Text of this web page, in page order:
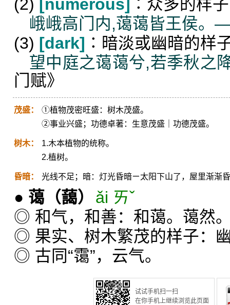
(2) [numerous] ∶众多的样子
峨峨高门内,蔼蔼皆王侯
(3) [dark] ∶暗淡或幽暗的样
望中庭之蔼蔼兮,若季秋
门赋》
茂盛：
①植物茂密旺盛：树木茂盛。
②事业兴盛；功德卓著：生意茂盛｜功德茂盛。
树木：
1.木本植物的统称。
2.植树。
昏暗： 光线不足；暗：灯光昏暗ㄧ太阳下山了，屋里渐渐
● 蔼 （藹）
ǎi ㄞˇ
◎ 和气，和善：和蔼。蔼然
◎ 果实、树木繁茂的样子：
◎ 古同“霭”，云气。
试试手机扫一扫
在你手机上继续浏览此页面